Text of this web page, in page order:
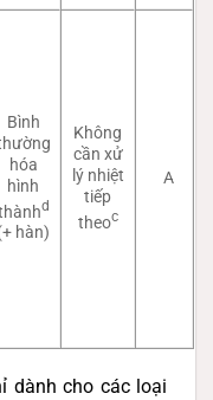
Bình
hóa
hình
d
hàn)
Không
cần xử
lý nhiệt
tiếp
theoc
A
dành cho các loại